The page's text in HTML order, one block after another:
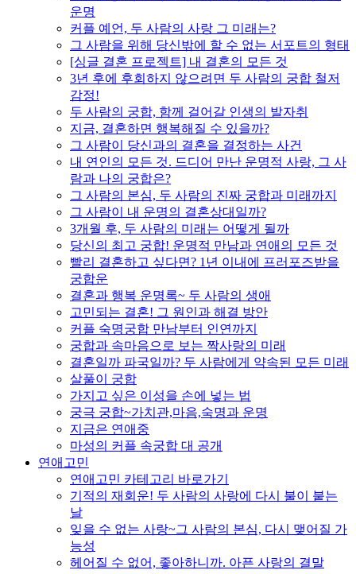
운명
커플 예언, 두 사람의 사랑 그 미래는?
그 사람을 위해 당신밖에 할 수 없는 서포트의 형태
[싱글 결혼 프로젝트] 내 결혼의 모든 것
3년 후에 후회하지 않으려면 두 사람의 궁합 철저
감정!
두 사람의 궁합, 함께 걸어갈 인생의 발자취
지금, 결혼하면 행복해질 수 있을까?
그 사람이 당신과의 결혼을 결정하는 사건
내 연인의 모든 것. 드디어 만난 운명적 사랑, 그 사
람과 나의 궁합은?
그 사람의 본심, 두 사람의 진짜 궁합과 미래까지
그 사람이 내 운명의 결혼상대일까?
3개월 후, 두 사람의 미래는 어떻게 될까
당신의 최고 궁합! 운명적 만남과 연애의 모든 것
빨리 결혼하고 싶다면? 1년 이내에 프러포즈받을
궁합운
결혼과 행복 운명록~ 두 사람의 생애
고민되는 결혼! 그 원인과 해결 방안
커플 숙명궁합 만남부터 인연까지
궁합과 속마음으로 보는 짝사랑의 미래
결혼일까 파국일까? 두 사람에게 약속된 모든 미래
살풀이 궁합
가지고 싶은 이성을 손에 넣는 법
궁극 궁합~가치관,마음,숙명과 운명
지금은 연애중
마성의 커플 속궁합 대 공개
연애고민
연애고민 카테고리 바로가기
기적의 재회운! 두 사람의 사랑에 다시 불이 붙는
날
잊을 수 없는 사랑~그 사람의 본심, 다시 맺어질 가
능성
헤어질 수 없어, 좋아하니까. 아픈 사랑의 결말